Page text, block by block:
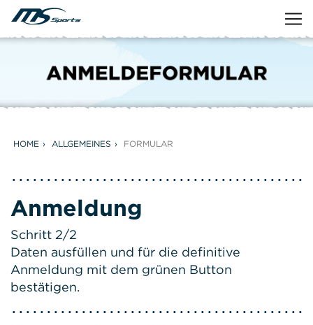
HOME ALLGEMEINES FORMULAR
Anmeldung
Schritt 2/2
Daten ausfüllen und für die definitive
Anmeldung mit dem grünen Button
bestätigen.